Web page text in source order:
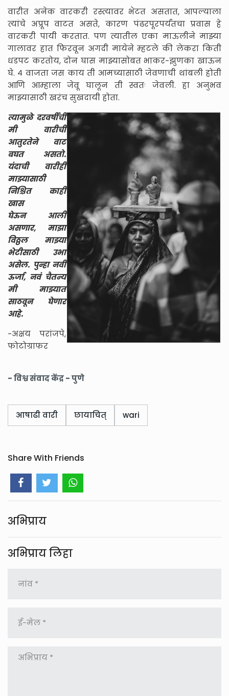
वारीत अनेक वारकरी रस्त्यावर भेटत असतात, आपल्याला
त्यांचे अप्रूप वाटत असते, कारण पंढरपूरपर्यंतचा प्रवास हे
वारकरी पायी करतात. पण त्यातील एका माऊलीने माझ्या
गालावर हात फिरवून अगदी मायेने म्हटले की लेकरा किती
धडपट करतोय, दोन घास माझ्यासोबत भाकर-झुणका खाऊन
घे. ४ वाजता जस काय ती आमच्यासाठी जेवणाची थांबली होती
आणि आम्हाला जेवू घालून ती स्वतः जेवली. हा अनुभव
माझ्यासाठी खरंच सुखदायी होता.
त्यामुळे दरवर्षीची
मी वारीची
आतुरतेने वाट
बघत असतो.
यंदाची वारीही
माझ्यासाठी
निश्चित काही
खास
घेऊन आली
असणार, माझा
विठ्ठल माझ्या
भेटीसाठी उभा
असेल. पुन्हा नवी
ऊर्जा, नवं चैतन्य
मी माझ्यात
साठवून घेणार
आहे.
-अक्षय परांजपे,
फोटोग्राफर
- विश्व संवाद केंद्र - पुणे
आषाढी वारी छायाचित् wari
Share With Friends
अभिप्राय
अभिप्राय लिहा